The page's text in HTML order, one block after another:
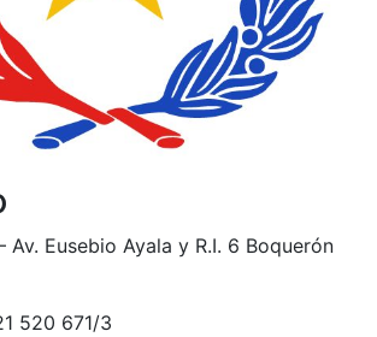
Av. Eusebio Ayala y R.I. 6 Boquerón
520 671/3